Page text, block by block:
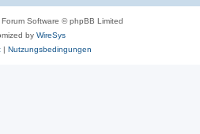
Software © phpBB Limited
by WireSys
| Nutzungsbedingungen